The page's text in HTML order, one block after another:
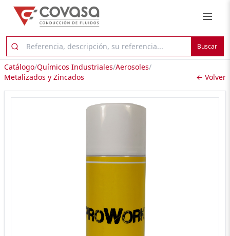
Buscar
Catálogo/Químicos Industriales/Aerosoles/
Metalizados y Zincados
← Volver